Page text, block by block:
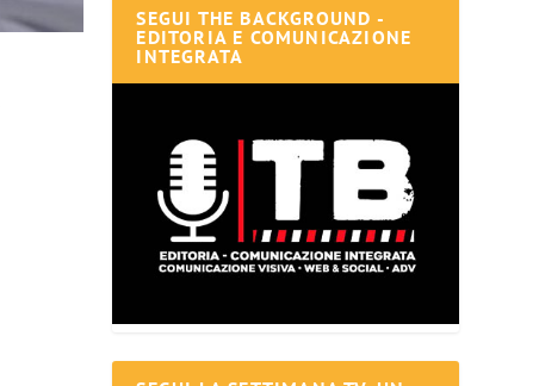
SEGUI THE BACKGROUND -
EDITORIA E COMUNICAZIONE
INTEGRATA